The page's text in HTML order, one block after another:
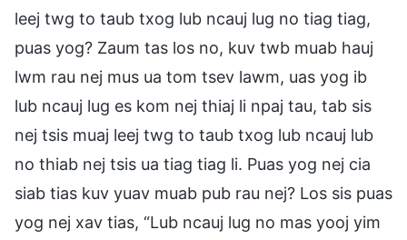
leej twg to taub txog lub ncauj lug no tiag tiag,
puas yog? Zaum tas los no, kuv twb muab hauj
lwm rau nej mus ua tom tsev lawm, uas yog ib
lub ncauj lug es kom nej thiaj li npaj tau, tab sis
nej tsis muaj leej twg to taub txog lub ncauj lub
no thiab nej tsis ua tiag tiag li. Puas yog nej cia
siab tias kuv yuav muab pub rau nej? Los sis puas
yog nej xav tias, “Lub ncauj lug no mas yooj yim